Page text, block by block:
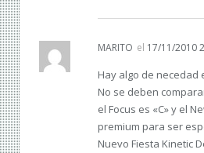
MARITO el 17/11/2010
Hay algo de necedad
No se deben
el Focus es «C» y el
premium para ser
Nuevo Fiesta Kinetic